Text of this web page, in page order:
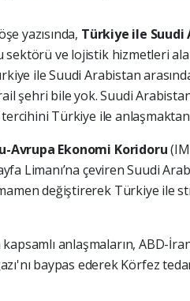
yazısında, Türkiye ile Suudi
sektörü ve lojistik hizmetleri
ile Suudi Arabistan
şehri bile yok. Suudi
tercihini Türkiye ile
Avrupa Ekonomi Koridoru
Limanı’na çeviren Suudi
değiştirerek Türkiye ile
anlaşmaların, ABD-
baypas ederek Körfez